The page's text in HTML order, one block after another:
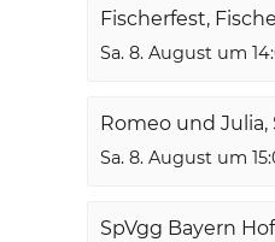
Fischerfest,
Sa. 8. August um
Romeo und Julia,
Sa. 8. August um
SpVgg Bayern